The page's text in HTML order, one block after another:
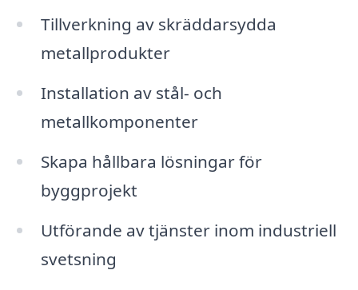
Tillverkning av skräddarsydda
metallprodukter
Installation av stål- och
metallkomponenter
Skapa hållbara lösningar för
byggprojekt
Utförande av tjänster inom industriell
svetsning